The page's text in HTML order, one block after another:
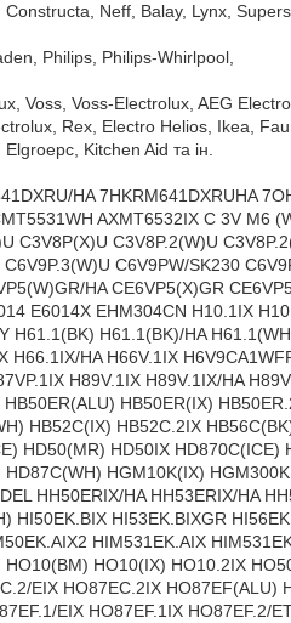
Neff, Balay, Lynx,
Philips, Philips-Whirlpool,
Voss, Voss-Electrolux, AEG
Rex, Electro Helios, Ikea,
Kitchen Aid та ін.
HA 7HKRM641DXRUHA
AXMT6532IX C 3V M6
C3V8P(X)U C3V8P.2(W)U
C6V9PW/SK230
HA CE6VP5(X)GR
E6014X EHM304CN H10.1IX
H61.1(BK) H61.1(BK)/HA
HA H66V.1IX
H89V.1IX H89V.1IX/HA
HB50ER(IX)
HB52C(IX) HB52C.2IX
HD50(MR) HD50IX
HGM10K(IX)
HH50ERIX/HA HH53ERIX/HA
HI50EK.BIX HI53EK.BIXGR
HIM531EK.AIX
HO10(IX) HO10.2IX
EIX HO87EC.2IX HO87EF(ALU)
EIX HO87EF.1IX HO87EF.2/